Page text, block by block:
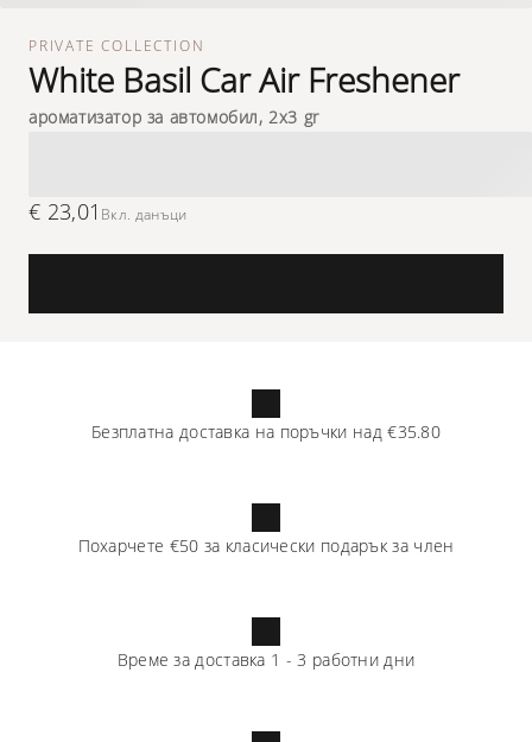
PRIVATE COLLECTION
White Basil Car Air Freshener
ароматизатор за автомобил, 2x3 gr
€ 23,01 Вкл. данъци
Безплатна доставка на поръчки над €35.80
Похарчете €50 за класически подарък за член
Време за доставка 1 - 3 работни дни